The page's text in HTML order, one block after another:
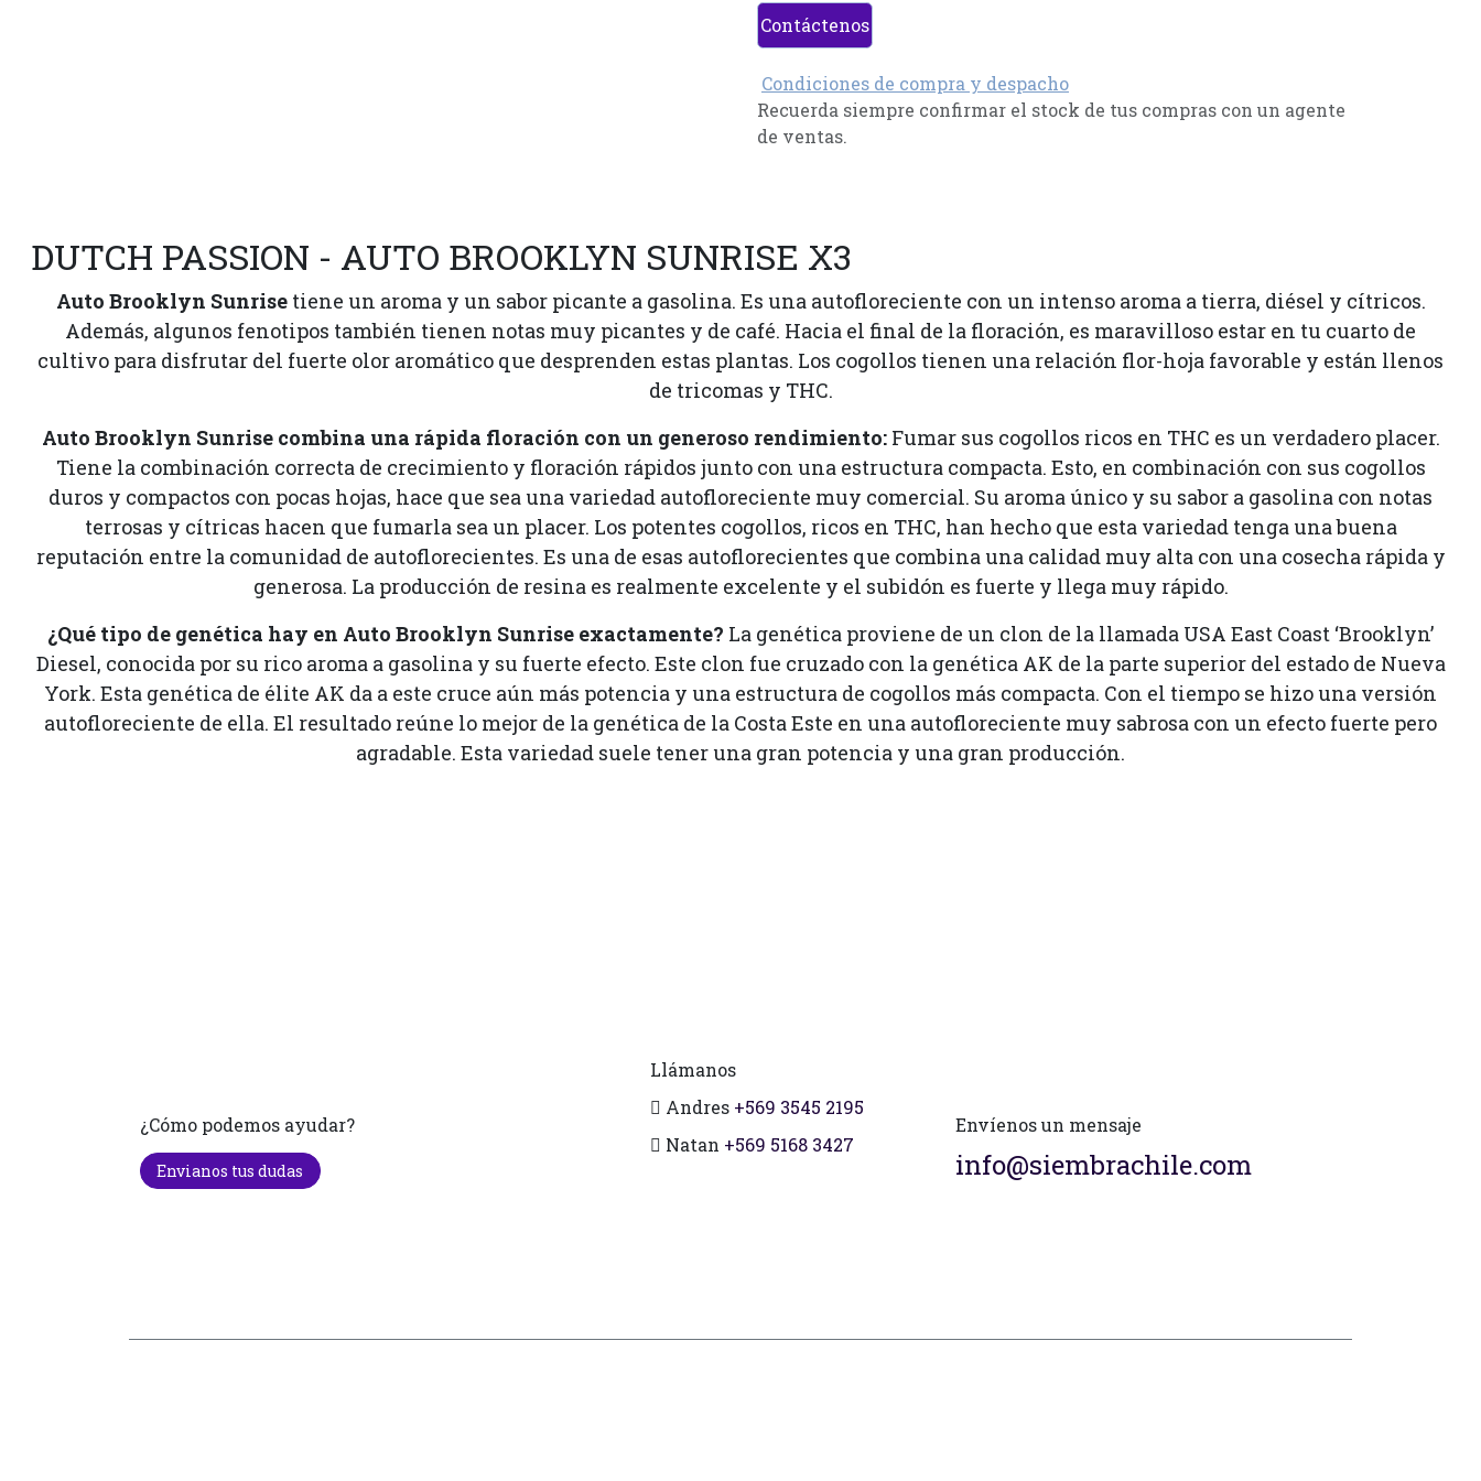
Contáctenos
Condiciones de compra y despacho
Recuerda siempre confirmar el stock de tus compras con un agente
de ventas.
DUTCH PASSION - AUTO BROOKLYN SUNRISE X3
Auto Brooklyn Sunrisetiene un aroma y un sabor picante a gasolina. Es una autofloreciente con un intenso aroma a tierra, diésel y cítricos.
Además, algunos fenotipos también tienen notas muy picantes y de café. Hacia el final de la floración, es maravilloso estar en tu cuarto de
cultivo para disfrutar del fuerte olor aromático que desprenden estas plantas. Los cogollos tienen una relación flor-hoja favorable y están llenos
de tricomas y THC.
Auto Brooklyn Sunrise combina una rápida floración con un generoso rendimiento:Fumar sus cogollos ricos en THC es un verdadero placer.
Tiene la combinación correcta de crecimiento y floración rápidos junto con una estructura compacta. Esto, en combinación con sus cogollos
duros y compactos con pocas hojas, hace que sea una variedad autofloreciente muy comercial. Su aroma único y su sabor a gasolina con notas
terrosas y cítricas hacen que fumarla sea un placer. Los potentes cogollos, ricos en THC, han hecho que esta variedad tenga una buena
reputación entre la comunidad de autoflorecientes. Es una de esas autoflorecientes que combina una calidad muy alta con una cosecha rápida y
generosa. La producción de resina es realmente excelente y el subidón es fuerte y llega muy rápido.
¿Qué tipo de genética hay en Auto Brooklyn Sunrise exactamente? La genética proviene de un clon de la llamada USA East Coast ‘Brooklyn’
Diesel, conocida por su rico aroma a gasolina y su fuerte efecto. Este clon fue cruzado con la genética AK de la parte superior del estado de Nueva
York. Esta genética de élite AK da a este cruce aún más potencia y una estructura de cogollos más compacta. Con el tiempo se hizo una versión
autofloreciente de ella. El resultado reúne lo mejor de la genética de la Costa Este en una autofloreciente muy sabrosa con un efecto fuerte pero
agradable. Esta variedad suele tener una gran potencia y una gran producción.
¿Cómo podemos ayudar?
Envianos tus dudas
Llámanos
Andres +569 3545 2195
Natan +569 5168 3427
Envíenos un mensaje
info@siembrachile.com